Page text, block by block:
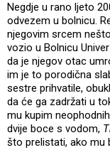
Negdje u rano ljeto
odvezem u bolnicu.
njegovim srcem
vozio u Bolnicu
da je njegov otac
im je to porodična
sestre prihvatile,
da će ga zadržati u
mu kupim
dvije boce s vodom,
što prelistati, ako mu